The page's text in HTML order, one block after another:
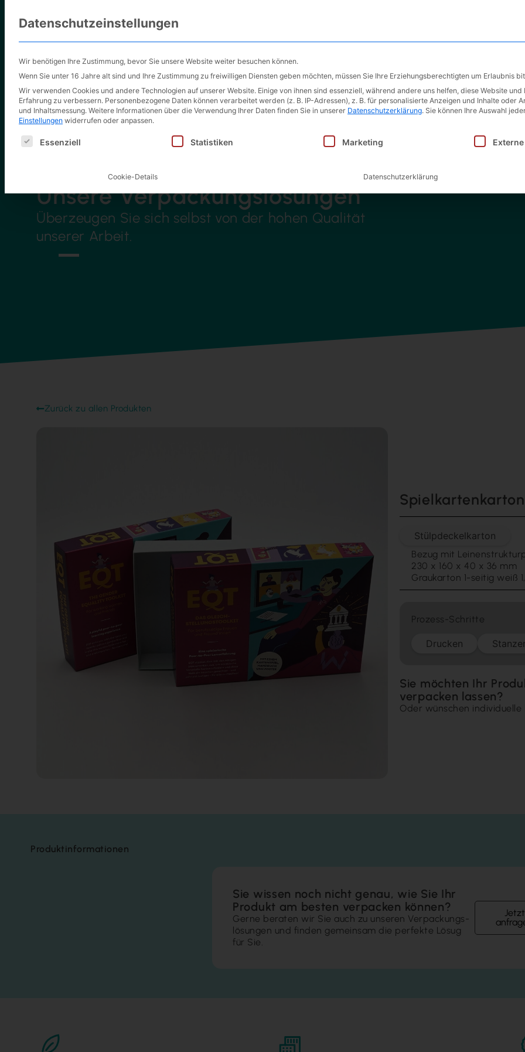
Unsere Verpackungslösungen
Überzeugen Sie sich selbst von der hohen Qualität
unserer Arbeit.
Zurück zu allen Produkten
Stülpdeckelkarton
Bezug mit
230 x 160 x 40 x 36 mm
Graukarton 1-seitig weiß
Prozess-Schritte
Drucken
Sie möchten Ihr
verpacken lassen?
Oder wünschen individuelle
Produktinformationen
Sie wissen noch nicht genau, wie Sie Ihr
Produkt am besten verpacken können?
Gerne beraten wir Sie auch zu unseren Verpackungs­
lösungen und finden gemeinsam die perfekte Lösug
für Sie.
Jetzt
Datenschutzeinstellungen
Wir benötigen Ihre Zustimmung, bevor Sie unsere Website weiter besuchen können.
Wenn Sie unter 16 Jahre alt sind und Ihre Zustimmung zu freiwilligen Diensten geben möchten, müssen Sie Ihre Erziehungsberechtigten um Erlaubnis
Wir verwenden Cookies und andere Technologien auf unserer Website. Einige von ihnen sind essenziell, während andere uns helfen, diese Website und
Erfahrung zu verbessern. Personenbezogene Daten können verarbeitet werden (z. B. IP-Adressen), z. B. für personalisierte Anzeigen und Inhalte oder
und Inhaltsmessung. Weitere Informationen über die Verwendung Ihrer Daten finden Sie in unserer Datenschutzerklärung. Sie können Ihre Auswahl
Einstellungen widerrufen oder anpassen.
Es folgt eine Liste der Service-Gruppen, für die eine Einwilligung erteilt werden kann. Die erste Service-Gruppe
Essenziell Statistiken Marketing
Cookie-Details Datenschutzerklärung